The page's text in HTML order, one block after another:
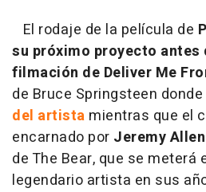
El rodaje de la película de
su próximo proyecto antes
filmación de Deliver Me
de Bruce Springsteen donde
del artista mientras que el
encarnado por Jeremy
de The Bear, que se meterá
legendario artista en sus